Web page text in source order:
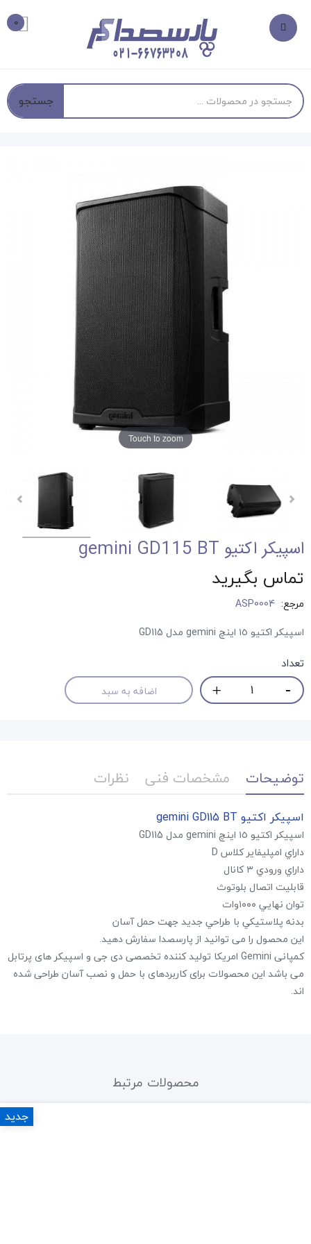
0
جستجو
Touch to zoom
اسپيكر اكتيو gemini GD115 BT
تماس بگیرید
مرجع: ASP0004
اسپيكر اكتيو ١٥ اينچ gemini مدل GD115
تعداد
اضافه به سبد
توضیحات مشخصات فنی نظرات
اسپيكر اكتيو gemini GD115 BT
اسپيكر اكتيو ١٥ اينچ gemini مدل GD115
داراي امپليفاير كلاس D
داراي ورودي ٣ كانال
قابليت اتصال بلوتوث
توان نهايي ١٠٠٠وات
بدنه پلاستيكي با طراحي جديد جهت حمل آسان
این محصول را می توانید از پارسصدا سفارش دهید.
کمپانی Gemini امریکا تولید کننده تخصصی دی جی و اسپیکر های پرتابل
می باشد این محصولات برای کاربردهای با حمل و نصب آسان طراحی شده
اند.
محصولات مرتبط
جدید